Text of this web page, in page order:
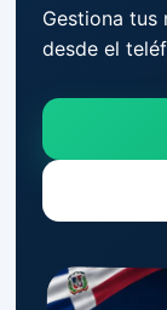
Gestiona tus
desde el